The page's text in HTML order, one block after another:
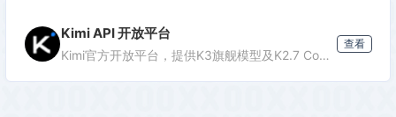
Kimi API 开放平台
Kimi官方开放平台，提供K3旗舰模型及K2.7 Code编程模型API，支持1M token上下文、联网搜索及代码执行，助力开发者高效构建智能应用。
查看